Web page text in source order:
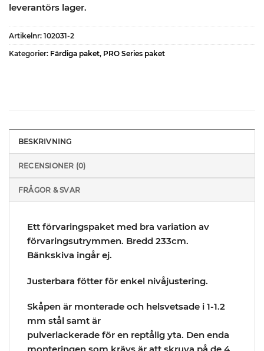
leverantörs lager.
Artikelnr: 102031-2
Kategorier: Färdiga paket, PRO Series paket
BESKRIVNING
RECENSIONER (0)
FRÅGOR & SVAR
Ett förvaringspaket med bra variation av
förvaringsutrymmen. Bredd 233cm.
Bänkskiva ingår ej.
Justerbara fötter för enkel nivåjustering.
Skåpen är monterade och helsvetsade i 1-1.2
mm stål samt är
pulverlackerade för en reptålig yta. Den enda